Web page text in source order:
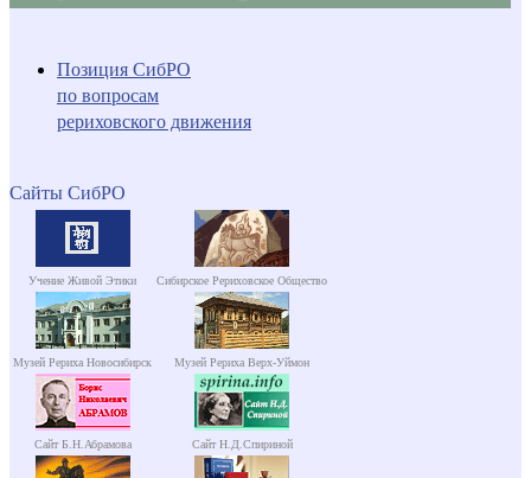
Позиция СибРО
по вопросам
рериховского движения
Сайты СибРО
Учение Живой Этики Сибирское Рериховское Общество
Музей Рериха Новосибирск Музей Рериха Верх-Уймон
Сайт Б.Н.Абрамова Сайт Н.Д.Спириной